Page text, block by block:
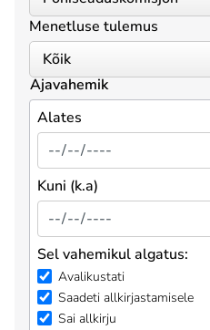
Menetluse tulemus
Ajavahemik
Alates
Kuni (k.a)
Sel vahemikul algatus:
Avalikustati
Saadeti allkirjastamisele
Sai allkirju